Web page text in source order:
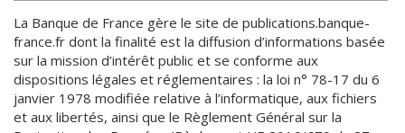
La Banque de France gère le site de publications.banque-
france.fr dont la finalité est la diffusion d’informations basée
sur la mission d’intérêt public et se conforme aux
dispositions légales et réglementaires : la loi n° 78-17 du 6
janvier 1978 modifiée relative à l’informatique, aux fichiers
et aux libertés, ainsi que le Règlement Général sur la